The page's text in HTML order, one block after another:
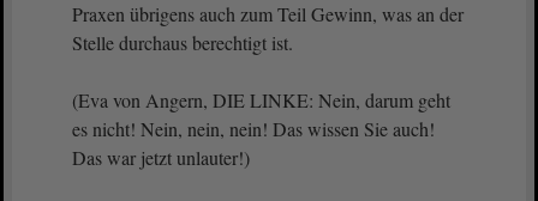
Praxen übrigens auch zum Teil Gewinn, was an der
Stelle durchaus berechtigt ist.
(Eva von Angern, DIE LINKE: Nein, darum geht
es nicht! Nein, nein, nein! Das wissen Sie auch!
Das war jetzt unlauter!)